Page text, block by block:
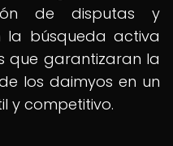
de disputas y
la búsqueda activa
que garantizaran la
los daimyos en un
y competitivo.